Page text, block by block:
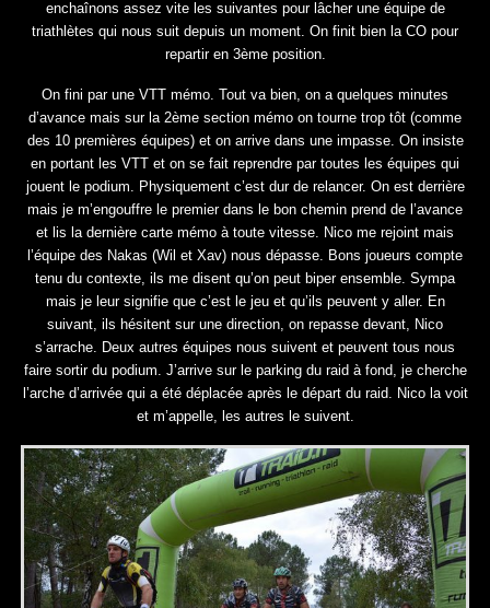
enchaînons assez vite les suivantes pour lâcher une équipe de
triathlètes qui nous suit depuis un moment. On finit bien la CO pour
repartir en 3ème position.
On fini par une VTT mémo. Tout va bien, on a quelques minutes
d’avance mais sur la 2ème section mémo on tourne trop tôt (comme
des 10 premières équipes) et on arrive dans une impasse. On insiste
en portant les VTT et on se fait reprendre par toutes les équipes qui
jouent le podium. Physiquement c’est dur de relancer. On est derrière
mais je m’engouffre le premier dans le bon chemin prend de l’avance
et lis la dernière carte mémo à toute vitesse. Nico me rejoint mais
l’équipe des Nakas (Wil et Xav) nous dépasse. Bons joueurs compte
tenu du contexte, ils me disent qu’on peut biper ensemble. Sympa
mais je leur signifie que c’est le jeu et qu’ils peuvent y aller. En
suivant, ils hésitent sur une direction, on repasse devant, Nico
s’arrache. Deux autres équipes nous suivent et peuvent tous nous
faire sortir du podium. J’arrive sur le parking du raid à fond, je cherche
l’arche d’arrivée qui a été déplacée après le départ du raid. Nico la voit
et m’appelle, les autres le suivent.